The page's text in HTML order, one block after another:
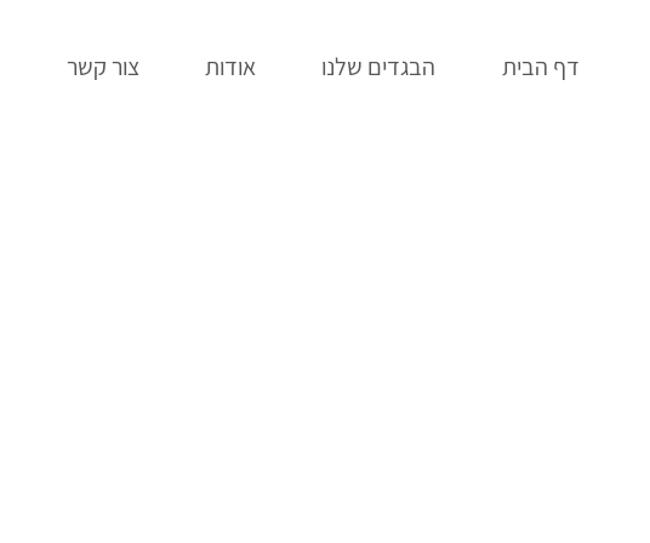
דף הבית הבגדים שלנו אודות צור קשר